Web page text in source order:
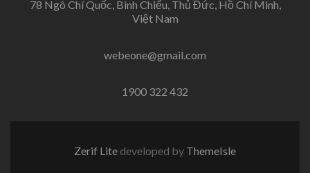
78 Ngô Chí Quốc, Bình Chiểu, Thủ Đức, Hồ Chí Minh,
Việt Nam
webeone@gmail.com
1900 322 432
Zerif Lite developed by ThemeIsle